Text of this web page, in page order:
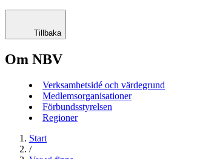
Tillbaka
Om NBV
Verksamhetsidé och värdegrund
Medlemsorganisationer
Förbundsstyrelsen
Regioner
Start
/